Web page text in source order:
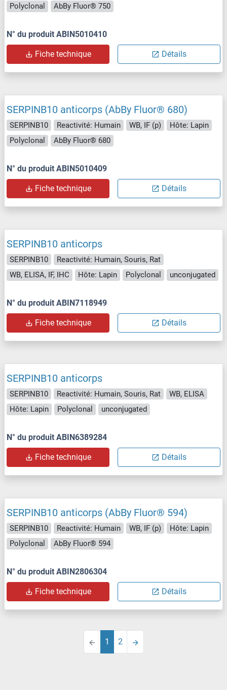
Polyclonal AbBy Fluor® 750
N° du produit ABIN5010410
Fiche technique Détails
SERPINB10 anticorps (AbBy Fluor® 680)
SERPINB10 Reactivité: Humain WB, IF (p)
Hôte: Lapin
Polyclonal
AbBy Fluor® 680
N° du produit ABIN5010409
Fiche technique Détails
SERPINB10 anticorps
SERPINB10
Reactivité: Humain, Souris, Rat
WB, ELISA, IF, IHC
Hôte: Lapin Polyclonal unconjugated
N° du produit ABIN7118949
Fiche technique Détails
SERPINB10 anticorps
SERPINB10 Reactivité: Humain, Souris, Rat
WB, ELISA
Hôte: Lapin
Polyclonal unconjugated
N° du produit ABIN6389284
Fiche technique Détails
SERPINB10 anticorps (AbBy Fluor® 594)
SERPINB10 Reactivité: Humain WB, IF (p)
Hôte: Lapin
Polyclonal
AbBy Fluor® 594
N° du produit ABIN2806304
Fiche technique Détails
1 2